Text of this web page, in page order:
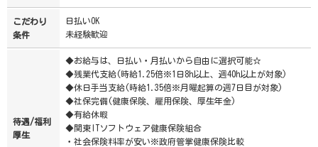
こだわり
条件
日払いOK
未経験歓迎
待遇/福利
厚生
◆お給与は、日払い・月払いから自由に選択可能☆
◆残業代支給(時給1.25倍※1日8h以上、週40h以上が対象)
◆休日手当支給(時給1.35倍※月曜起算の週7日目が対象)
◆社保完備(健康保険、雇用保険、厚生年金)
◆有給休暇
◆関東ITソフトウェア健康保険組合
・社会保険料率が安い※政府管掌健康保険比較